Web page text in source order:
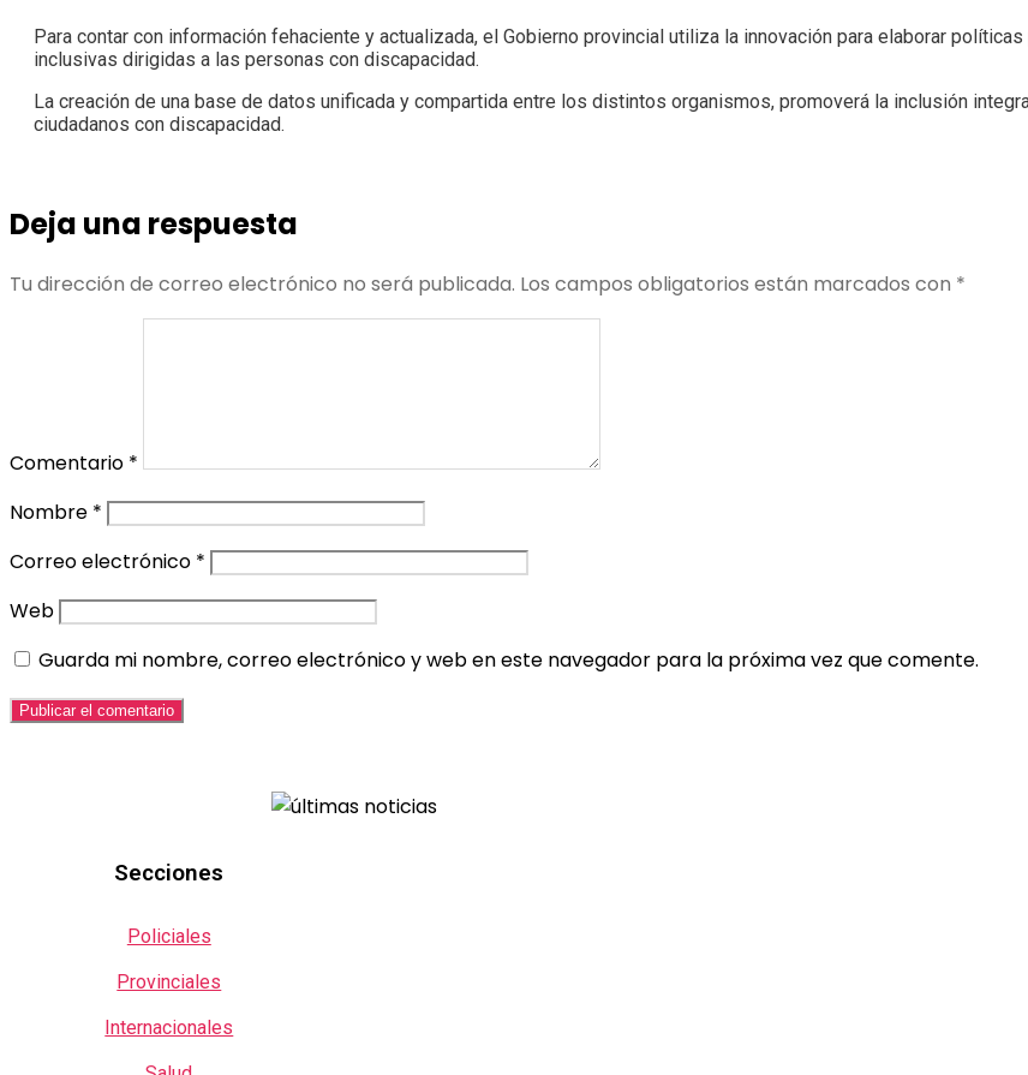
Para contar con información fehaciente y actualizada, el Gobierno provincial utiliza la innovación para elaborar
inclusivas dirigidas a las personas con discapacidad.
La creación de una base de datos unificada y compartida entre los distintos organismos, promoverá la inclusión
ciudadanos con discapacidad.
Deja una respuesta
Tu dirección de correo electrónico no será publicada. Los campos obligatorios están marcados con *
Comentario *
Nombre *
Correo electrónico *
Web
Guarda mi nombre, correo electrónico y web en este navegador para la próxima vez que comente.
Secciones
Policiales
Provinciales
Internacionales